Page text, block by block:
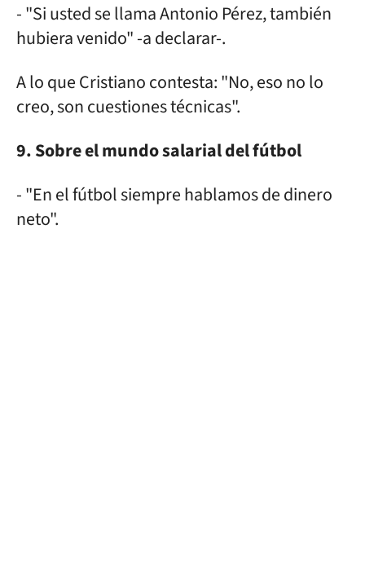
- "Si usted se llama Antonio Pérez, también
hubiera venido" -a declarar-.
A lo que Cristiano contesta: "No, eso no lo
creo, son cuestiones técnicas".
9. Sobre el mundo salarial del fútbol
- "En el fútbol siempre hablamos de dinero
neto".